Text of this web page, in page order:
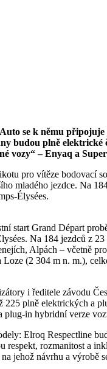
budou plně
vozy“ – Enyaq a
pro vítěze bodovací
mladého jezdce. Na
Élysées.
start Grand Départ
Na 184 jezdců z
Alpách – včetně
(2 304 m n. m.),
i ředitele závodu
225 plně elektrických a
plug-in hybridní verze
Elroq Respectline
respekt, rozmanitost a
jehož návrhu a výrobě